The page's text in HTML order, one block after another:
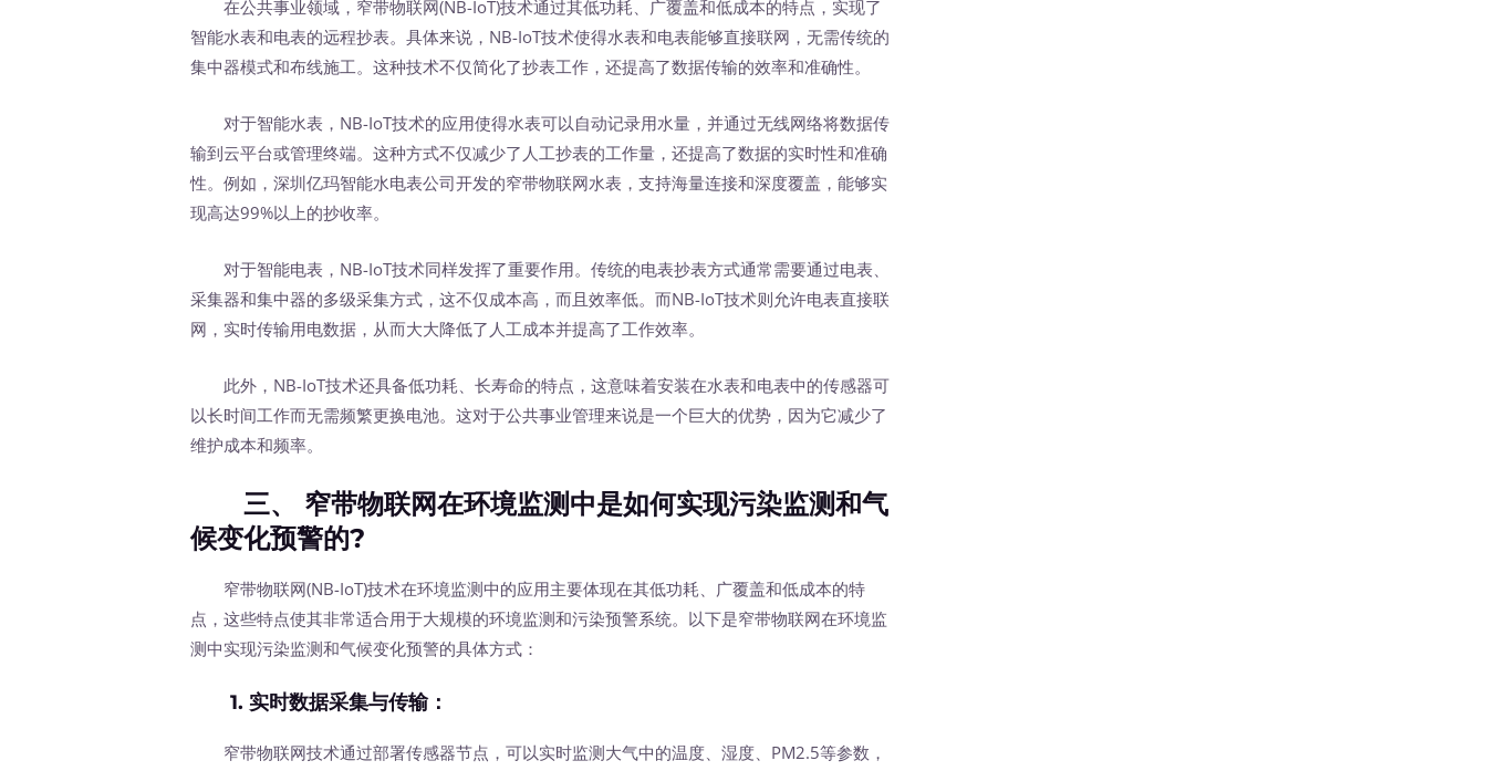
在公共事业领域，窄带物联网(NB-IoT)技术通过其低功耗、广覆盖和低成本的特点，实现了
智能水表和电表的远程抄表。具体来说，NB-IoT技术使得水表和电表能够直接联网，无需传统的
集中器模式和布线施工。这种技术不仅简化了抄表工作，还提高了数据传输的效率和准确性。
对于智能水表，NB-IoT技术的应用使得水表可以自动记录用水量，并通过无线网络将数据传
输到云平台或管理终端。这种方式不仅减少了人工抄表的工作量，还提高了数据的实时性和准确
性。例如，深圳亿玛智能水电表公司开发的窄带物联网水表，支持海量连接和深度覆盖，能够实
现高达99%以上的抄收率。
对于智能电表，NB-IoT技术同样发挥了重要作用。传统的电表抄表方式通常需要通过电表、
采集器和集中器的多级采集方式，这不仅成本高，而且效率低。而NB-IoT技术则允许电表直接联
网，实时传输用电数据，从而大大降低了人工成本并提高了工作效率。
此外，NB-IoT技术还具备低功耗、长寿命的特点，这意味着安装在水表和电表中的传感器可
以长时间工作而无需频繁更换电池。这对于公共事业管理来说是一个巨大的优势，因为它减少了
维护成本和频率。
三、 窄带物联网在环境监测中是如何实现污染监测和气
候变化预警的?
窄带物联网(NB-IoT)技术在环境监测中的应用主要体现在其低功耗、广覆盖和低成本的特
点，这些特点使其非常适合用于大规模的环境监测和污染预警系统。以下是窄带物联网在环境监
测中实现污染监测和气候变化预警的具体方式：
1. 实时数据采集与传输：
窄带物联网技术通过部署传感器节点，可以实时监测大气中的温度、湿度、PM2.5等参数，